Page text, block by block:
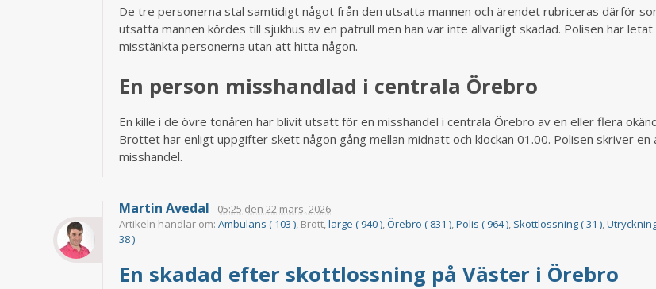
De tre personerna stal samtidigt något från den utsatta mannen och ärendet rubriceras därför
utsatta mannen kördes till sjukhus av en patrull men han var inte allvarligt skadad. Polisen har
misstänkta personerna utan att hitta någon.
En person misshandlad i centrala Örebro
En kille i de övre tonåren har blivit utsatt för en misshandel i centrala Örebro av en eller flera
Brottet har enligt uppgifter skett någon gång mellan midnatt och klockan 01.00. Polisen skriver en
misshandel.
Martin Avedal 05:25 den 22 mars, 2026
Artikeln handlar om:Ambulans ( 103 ), Brott,large ( 940 ),Örebro ( 831 ),Polis ( 964 ), Skottlossning ( 31 ),
38 )
En skadad efter skottlossning på Väster i Örebro